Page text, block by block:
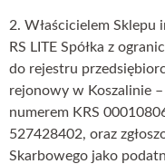
2. Właścicielem
RS LITE Spółka z
do rejestru
rejonowy w Koszalinie –
numerem KRS
527428402, oraz
Skarbowego jako